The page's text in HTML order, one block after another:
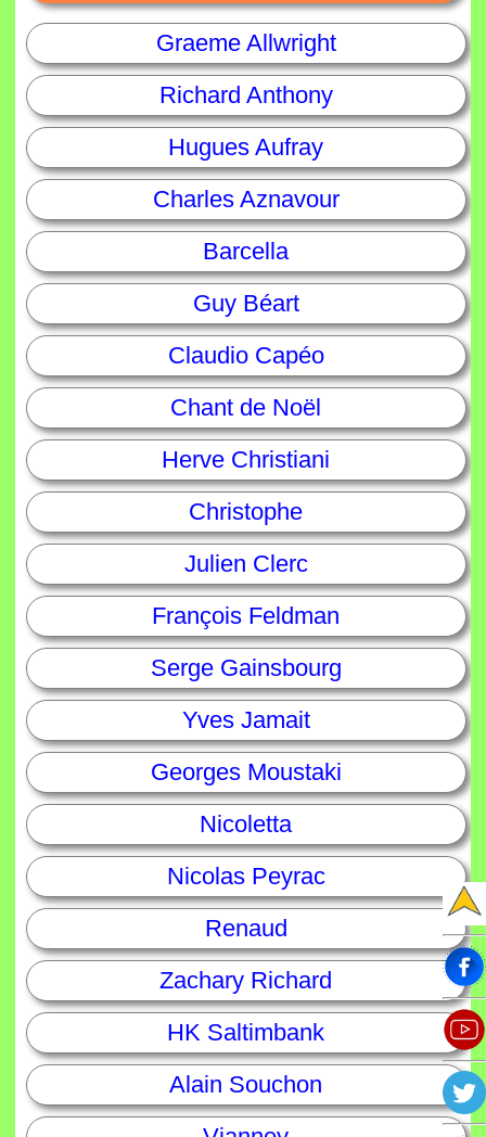
Graeme Allwright
Richard Anthony
Hugues Aufray
Charles Aznavour
Barcella
Guy Béart
Claudio Capéo
Chant de Noël
Herve Christiani
Christophe
Julien Clerc
François Feldman
Serge Gainsbourg
Yves Jamait
Georges Moustaki
Nicoletta
Nicolas Peyrac
Renaud
Zachary Richard
HK Saltimbank
Alain Souchon